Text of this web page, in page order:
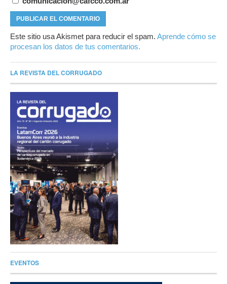
Este sitio usa Akismet para reducir el spam. Aprende cómo se
procesan los datos de tus comentarios.
LA REVISTA DEL CORRUGADO
EVENTOS